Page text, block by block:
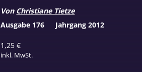
1,25€
inkl. MwSt.
Von Christiane Tietze
Ausgabe 176 Jahrgang 2012